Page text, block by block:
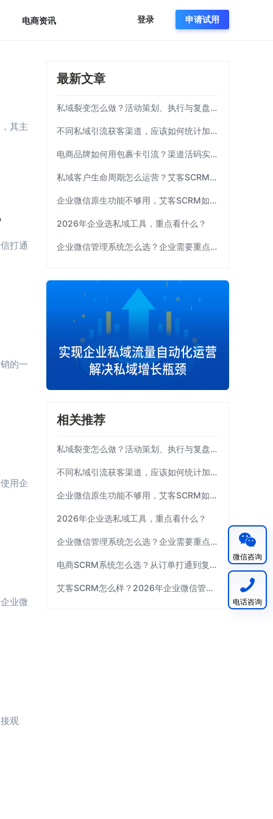
电商资讯 登录 申请试用
其主
打通
的一
用企
业微
观
最新文章
私域裂变怎么做？活动策划、执行与复盘完整流程
不同私域引流获客渠道，应该如何统计加粉效果？
电商品牌如何用包裹卡引流？渠道活码实操方案|艾客SCRM
私域客户生命周期怎么运营？艾客SCRM实操模板
企业微信原生功能不够用，艾客SCRM如何补齐运营链路？
2026年企业选私域工具，重点看什么？
企业微信管理系统怎么选？企业需要重点考察这7项能力|艾客SCRM
相关推荐
私域裂变怎么做？活动策划、执行与复盘完整流程
不同私域引流获客渠道，应该如何统计加粉效果？
企业微信原生功能不够用，艾客SCRM如何补齐运营链路？
2026年企业选私域工具，重点看什么？
企业微信管理系统怎么选？企业需要重点考察这7项能力|艾客SCRM
电商SCRM系统怎么选？从订单打通到复购运营 | 艾客SCRM
艾客SCRM怎么样？2026年企业微信管理工具选型指南
微信咨询
电话咨询